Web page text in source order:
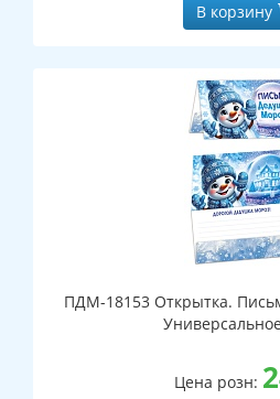
В корзину
ПДМ-18153 Открытка.
Цена розн: